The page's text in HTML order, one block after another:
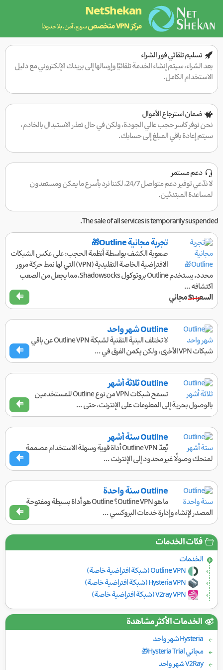
NetShekan
مركز VPN متخصص سريع، آمن، بلا حدود!
تسليم تلقائي فور الشراء
بعد الشراء، سيتم إنشاء الخدمة تلقائيًا وإرسالها إلى بريدك الإلكتروني مع دليل
الاستخدام الكامل.
ضمان استرجاع الأموال
نحن نوفر كاسر حجب عالي الجودة، ولكن في حال تعذر الاستبدال بالخادم،
سيتم إعادة باقي المبلغ إلى حسابك.
دعم مستمر
لا ندّعي توفير دعم متواصل 24/7، لكننا نرد بأسرع ما يمكن ومستعدون
لمساعدة المبتدئين.
The sale of all services is temporarily suspended.
تجربة مجانية Outline🎁
صعوبة الكشف بواسطة أنظمة الحجب: على عكس الشبكات
الافتراضية الخاصة التقليدية (VPN) التي لها نمط حركة مرور
محدد، يستخدم Outline بروتوكول Shadowsocks، مما يجعل من الصعب
اكتشافه ...
السعر:$۱مجاني
Outline شهر واحد
لا تختلف البنية التقنية لشبكة Outline VPN عن باقي
شبكات VPN الأخرى، ولكن يكمن الفرق في ...
Outline ثلاثة أشهر
تسمح شبكات VPN من نوع Outline للمستخدمين
بالوصول بحرية إلى المعلومات على الإنترنت، حتى ...
Outline ستة أشهر
يُعدّ Outline VPN أداة قوية وسهلة الاستخدام مصممة
لمنحك وصولًا غير محدود إلى الإنترنت ...
Outline سنة واحدة
ما هو Outline VPN؟ Outline هو أداة بسيطة ومفتوحة
المصدر لإنشاء وإدارة خدمات البروكسي ...
فئات الخدمات
الخدمات
Outline VPN (شبكة افتراضية خاصة)
Hysteria VPN (شبكة افتراضية خاصة)
V2ray VPN (شبكة افتراضية خاصة)
الخدمات الأكثر مشاهدة
Hysteria شهر واحد
مجاني Hysteria Trial🎁
V2Ray شهر واحد